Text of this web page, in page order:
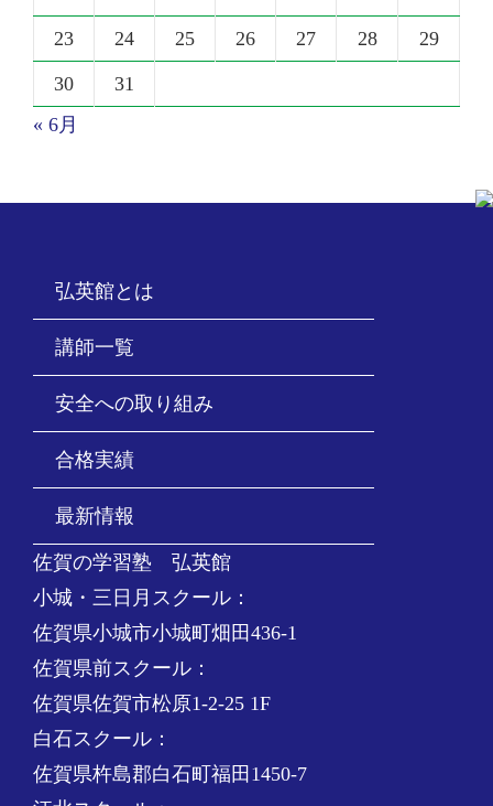
23 24 25 26 27 28 29
30
31
« 6月
弘英館とは
講師一覧
安全への取り組み
合格実績
最新情報
佐賀の学習塾 弘英館
小城・三日月スクール：
佐賀県小城市小城町畑田436-1
佐賀県前スクール：
佐賀県佐賀市松原1-2-25 1F
白石スクール：
佐賀県杵島郡白石町福田1450-7